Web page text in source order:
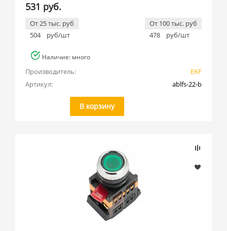
531 руб.
От 25 тыс. руб
504
руб/шт
От 100 тыс. руб
478
руб/шт
Наличие: много
Производитель:
EKF
Артикул:
ablfs-22-b
В корзину